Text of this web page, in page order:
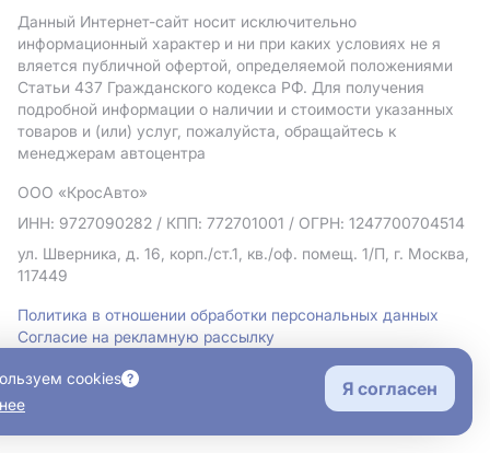
Данный Интернет-сайт носит исключительно
информационный характер и ни при каких условиях не я
вляется публичной офертой, определяемой положениями
Статьи 437 Гражданского кодекса РФ. Для получения
подробной информации о наличии и стоимости указанных
товаров и (или) услуг, пожалуйста, обращайтесь к
менеджерам автоцентра
ООО «КросАвто»
ИНН: 9727090282 / КПП: 772701001 / ОГРН: 1247700704514
ул. Шверника, д. 16, корп./ст.1, кв./оф. помещ. 1/П, г. Москва,
117449
Политика в отношении обработки персональных данных
Согласие на рекламную рассылку
cookies
Я согласен